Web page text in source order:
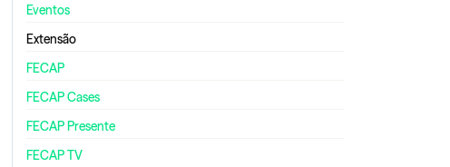
Eventos
Extensão
FECAP
FECAP Cases
FECAP Presente
FECAP TV